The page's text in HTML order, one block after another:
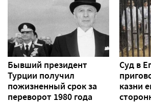
Бывший президент
Турции получил
пожизненный срок за
переворот 1980 года
Суд в
казни